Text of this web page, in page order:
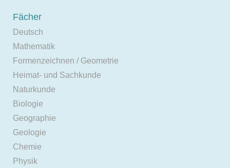
Fächer
Deutsch
Mathematik
Formenzeichnen / Geometrie
Heimat- und Sachkunde
Naturkunde
Biologie
Geographie
Geologie
Chemie
Physik